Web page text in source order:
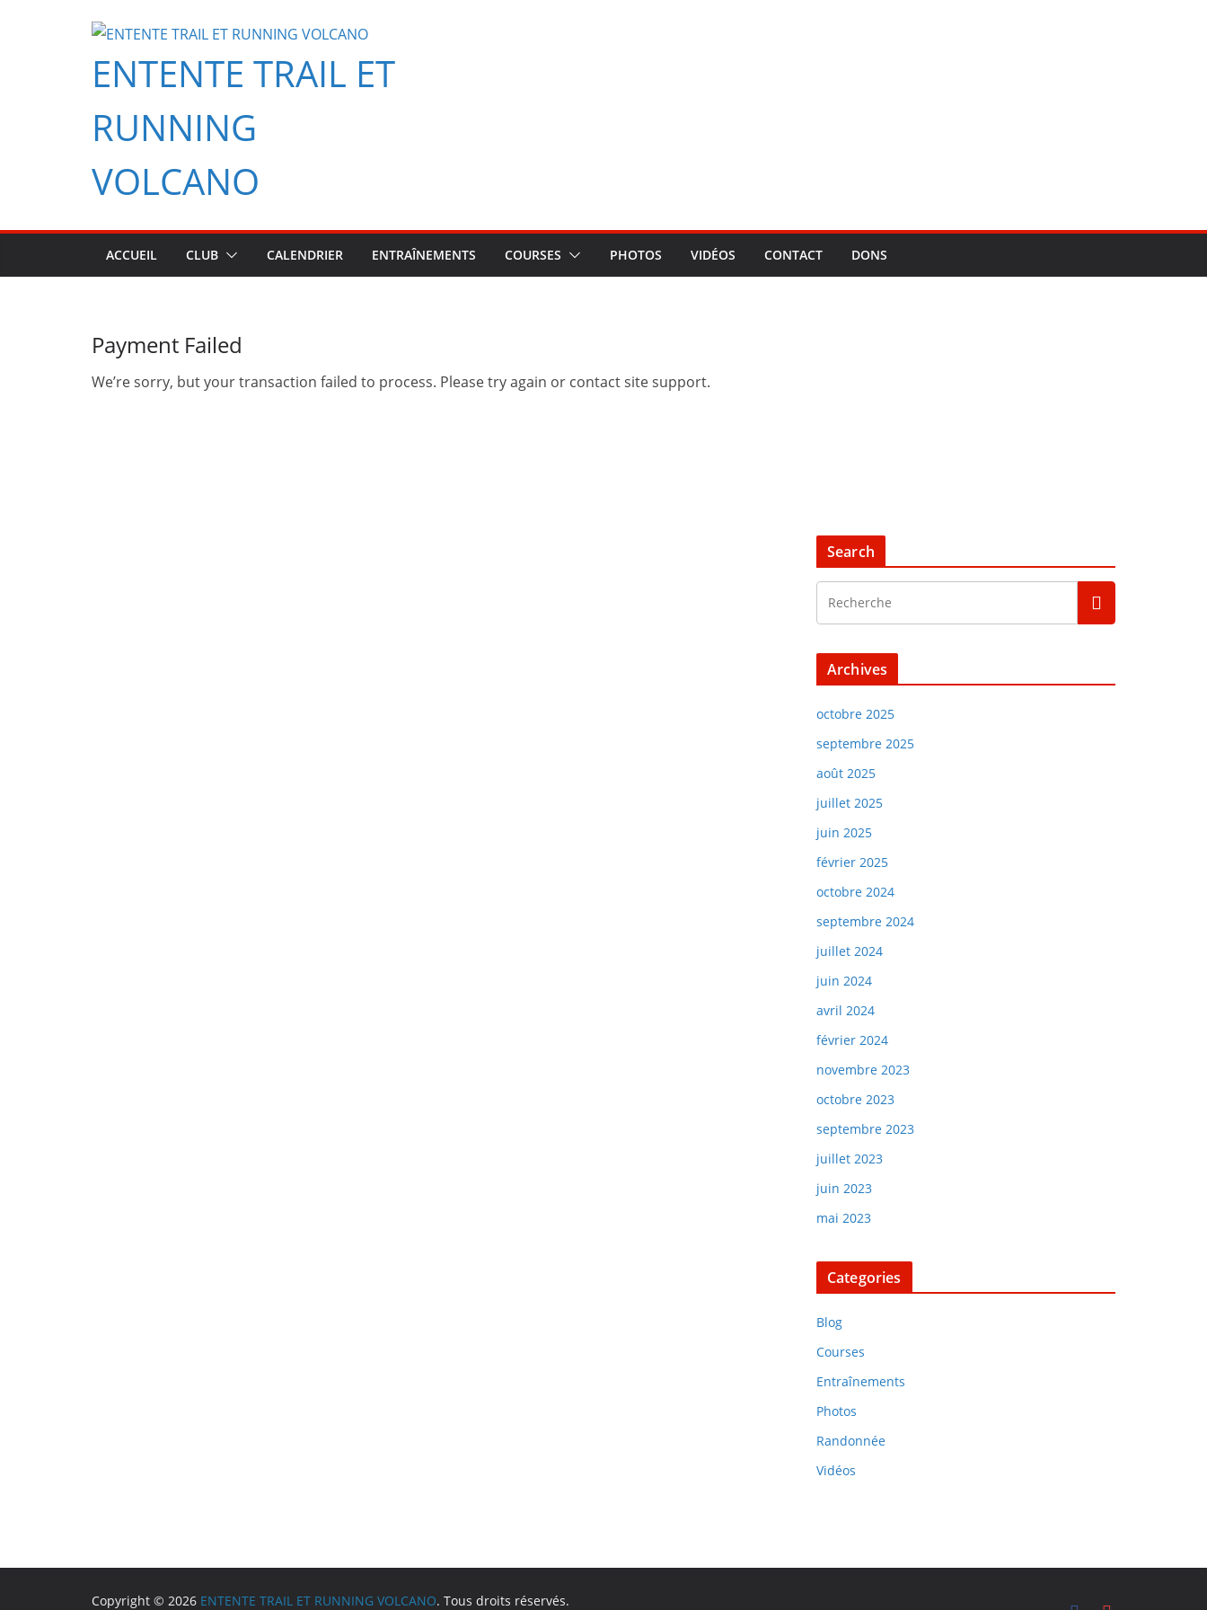
ENTENTE TRAIL ET
RUNNING
VOLCANO
ACCUEIL CLUB CALENDRIER ENTRAÎNEMENTS COURSES PHOTOS VIDÉOS CONTACT DONS
Payment Failed
We’re sorry, but your transaction failed to process. Please try again or contact site support.
Search
Archives
octobre 2025
septembre 2025
août 2025
juillet 2025
juin 2025
février 2025
octobre 2024
septembre 2024
juillet 2024
juin 2024
avril 2024
février 2024
novembre 2023
octobre 2023
septembre 2023
juillet 2023
juin 2023
mai 2023
Categories
Blog
Courses
Entraînements
Photos
Randonnée
Vidéos
Copyright © 2026 ENTENTE TRAIL ET RUNNING VOLCANO. Tous droits réservés.